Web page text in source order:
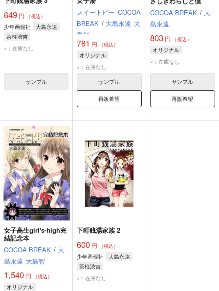
649 円 （税込）
少年画報社
大島永遠
茶柱渋吉
×：在庫なし
サンプル
スイートピー COCOA
BREAK / 大島永遠 大
島智
781 円 （税込）
オリジナル
×：在庫なし
サンプル
再販希望
COCOA BREAK / 大
島永遠
803円 （税込）
オリジナル
×：在庫なし
サンプル
再販希望
女子高生girl's-high完
結記念本
COCOA BREAK / 大
島永遠 大島智
1,540 円 （税込）
オリジナル
下町銭湯家族 2
600 円 （税込）
少年画報社
大島永遠
茶柱渋吉
×：在庫なし